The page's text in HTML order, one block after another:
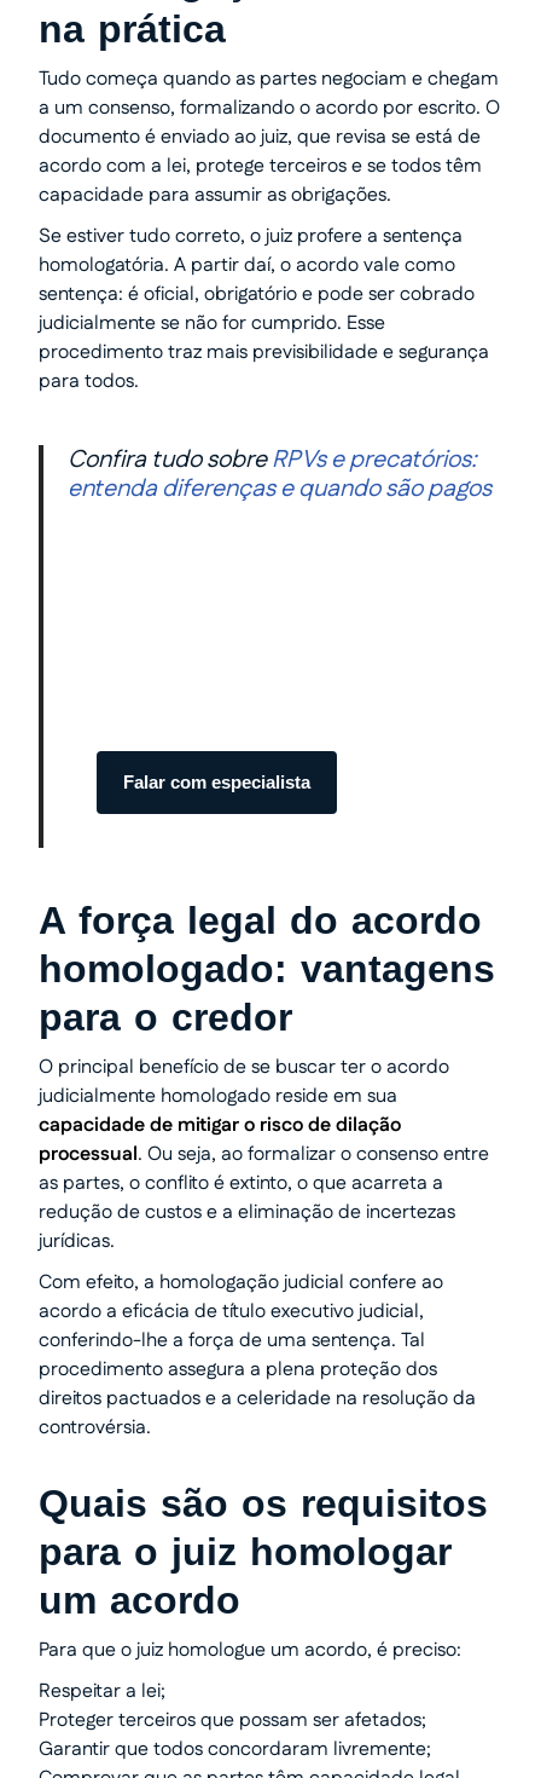
na prática
Tudo começa quando as partes negociam e chegam
a um consenso, formalizando o acordo por escrito. O
documento é enviado ao juiz, que revisa se está de
acordo com a lei, protege terceiros e se todos têm
capacidade para assumir as obrigações.
Se estiver tudo correto, o juiz profere a sentença
homologatória. A partir daí, o acordo vale como
sentença: é oficial, obrigatório e pode ser cobrado
judicialmente se não for cumprido. Esse
procedimento traz mais previsibilidade e segurança
para todos.
Confira tudo sobreRPVs e precatórios:
entenda diferenças e quando são pagos
Falar com especialista
A força legal do acordo
homologado: vantagens
para o credor
O principal benefício de se buscar ter o acordo
judicialmente homologado reside em sua
capacidade de mitigar o risco de dilação
processual. Ou seja, ao formalizar o consenso entre
as partes, o conflito é extinto, o que acarreta a
redução de custos e a eliminação de incertezas
jurídicas.
Com efeito, a homologação judicial confere ao
acordo a eficácia de título executivo judicial,
conferindo-lhe a força de uma sentença. Tal
procedimento assegura a plena proteção dos
direitos pactuados e a celeridade na resolução da
controvérsia.
Quais são os requisitos
para o juiz homologar
um acordo
Para que o juiz homologue um acordo, é preciso:
Respeitar a lei;
Proteger terceiros que possam ser afetados;
Garantir que todos concordaram livremente;